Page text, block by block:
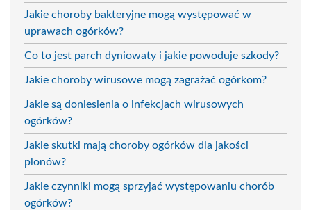
Jakie choroby bakteryjne mogą występować w
uprawach ogórków?
Co to jest parch dyniowaty i jakie powoduje szkody?
Jakie choroby wirusowe mogą zagrażać ogórkom?
Jakie są doniesienia o infekcjach wirusowych
ogórków?
Jakie skutki mają choroby ogórków dla jakości
plonów?
Jakie czynniki mogą sprzyjać występowaniu chorób
ogórków?